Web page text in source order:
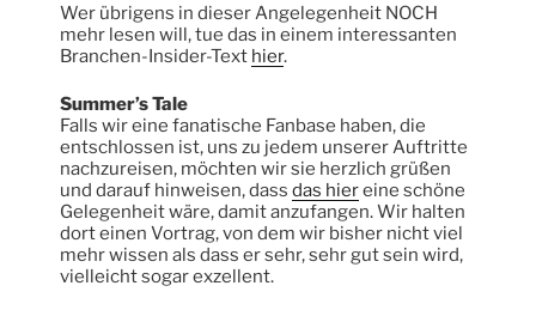
Wer übrigens in dieser Angelegenheit NOCH
mehr lesen will, tue das in einem interessanten
Branchen-Insider-Text hier.
Summer’s Tale
Falls wir eine fanatische Fanbase haben, die
entschlossen ist, uns zu jedem unserer Auftritte
nachzureisen, möchten wir sie herzlich grüßen
und darauf hinweisen, dass das hiereine schöne
Gelegenheit wäre, damit anzufangen. Wir halten
dort einen Vortrag, von dem wir bisher nicht viel
mehr wissen als dass er sehr, sehr gut sein wird,
vielleicht sogar exzellent.